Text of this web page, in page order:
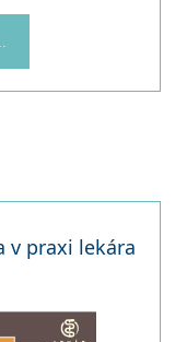
v praxi lekára